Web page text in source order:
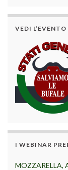
VEDI
I WEBINAR
MOZZARELLA,